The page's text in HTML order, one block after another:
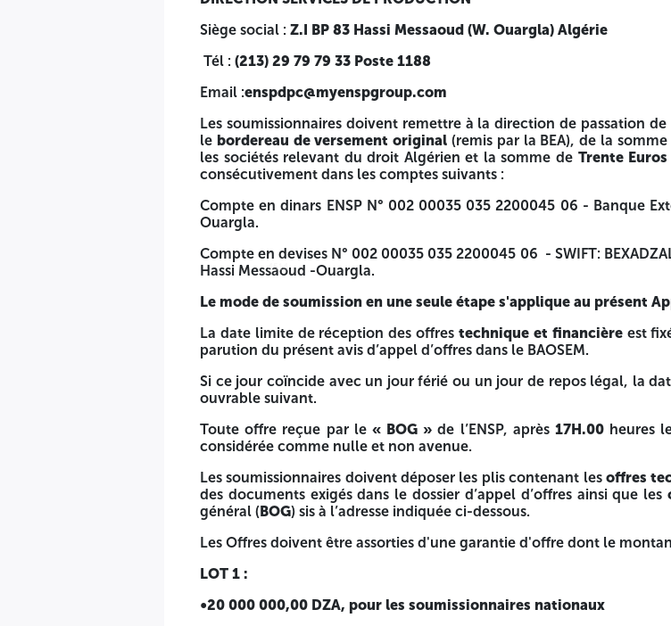
4514
Les soumissionnaires doivent remettre à la direction de passation de contrats
Trois Mille Dinars Algériens (3.000 DA) pour les sociétés relevant du droit Algérien
consécutivement dans les comptes suivants :
Compte en dinars ENSP N° 002 00035 035 2200045 06 - Banque Extérieure d’Algérie (BEA)-agence
Compte en devises N° 002 00035 035 2200045 06 - SWIFT: BEXADZALA035- Banque Extérieure
Le mode de soumission en une seule étape s'applique au présent Appel d'Offres.
La date limite de réception des offrestechnique et financièreest fixée àsoixante (60) joursà
« BOG »de l’ENSP, après
Les soumissionnaires doivent déposer les plis contenant lesoffres techniquessans référence aux
au niveau du bureau d’ordre général (
Les Offres doivent être assorties d'une garantie d'offre dont le montant est fixé comme suit :
150 000,00 USD, pour les soumissionnaires étrangers
100 000,00 USD, pour les soumissionnaires étrangers
La caution de soumission fait partie intégrante de l’offre technique.
4514
Siège social : Z.I BP 83 Hassi Messaoud (W. Ouargla) Algérie
Tél : (213) 29 79 79 33 Poste 1188
Email :enspdpc@myenspgroup.com
Les soumissionnaires doivent remettre à la direction de passation
le bordereau de versement original (remis par la BEA), de la
les sociétés relevant du droit Algérien et la somme de Trente Euros
consécutivement dans les comptes suivants :
Compte en dinars ENSP N° 002 00035 035 2200045 06 - Banque
Ouargla.
Compte en devises N° 002 00035 035 2200045 06 - SWIFT:
Hassi Messaoud -Ouargla.
Le mode de soumission en une seule étape s'applique au présent
La date limite de réception des offres technique et financièreest
parution du présent avis d’appel d’offres dans le BAOSEM.
Si ce jour coïncide avec un jour férié ou un jour de repos légal, la
ouvrable suivant.
Toute offre reçue par le « BOG » de l’ENSP, après 17H.00heures
considérée comme nulle et non avenue.
Les soumissionnaires doivent déposer les plis contenant les offres
des documents exigés dans le dossier d’appel d’offres ainsi que les
général (BOG) sis à l’adresse indiquée ci-dessous.
Les Offres doivent être assorties d'une garantie d'offre dont le
LOT 1 :
•20 000 000,00 DZA, pour les soumissionnaires nationaux